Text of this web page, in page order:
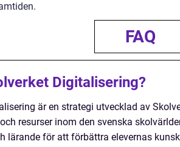
FAQ
Digitalisering?
är en strategi utvecklad av
resurser inom den svenska
lärande för att förbättra elevernas